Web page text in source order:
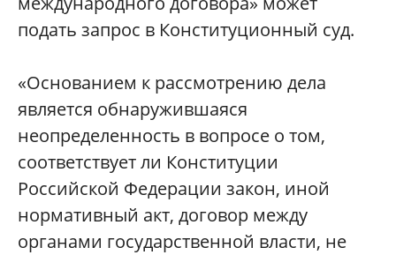
подать запрос в Конституционный суд.
«Основанием к рассмотрению дела
является обнаружившаяся
неопределенность в вопросе о том,
соответствует ли Конституции
Российской Федерации закон, иной
нормативный акт, договор между
органами государственной власти, не